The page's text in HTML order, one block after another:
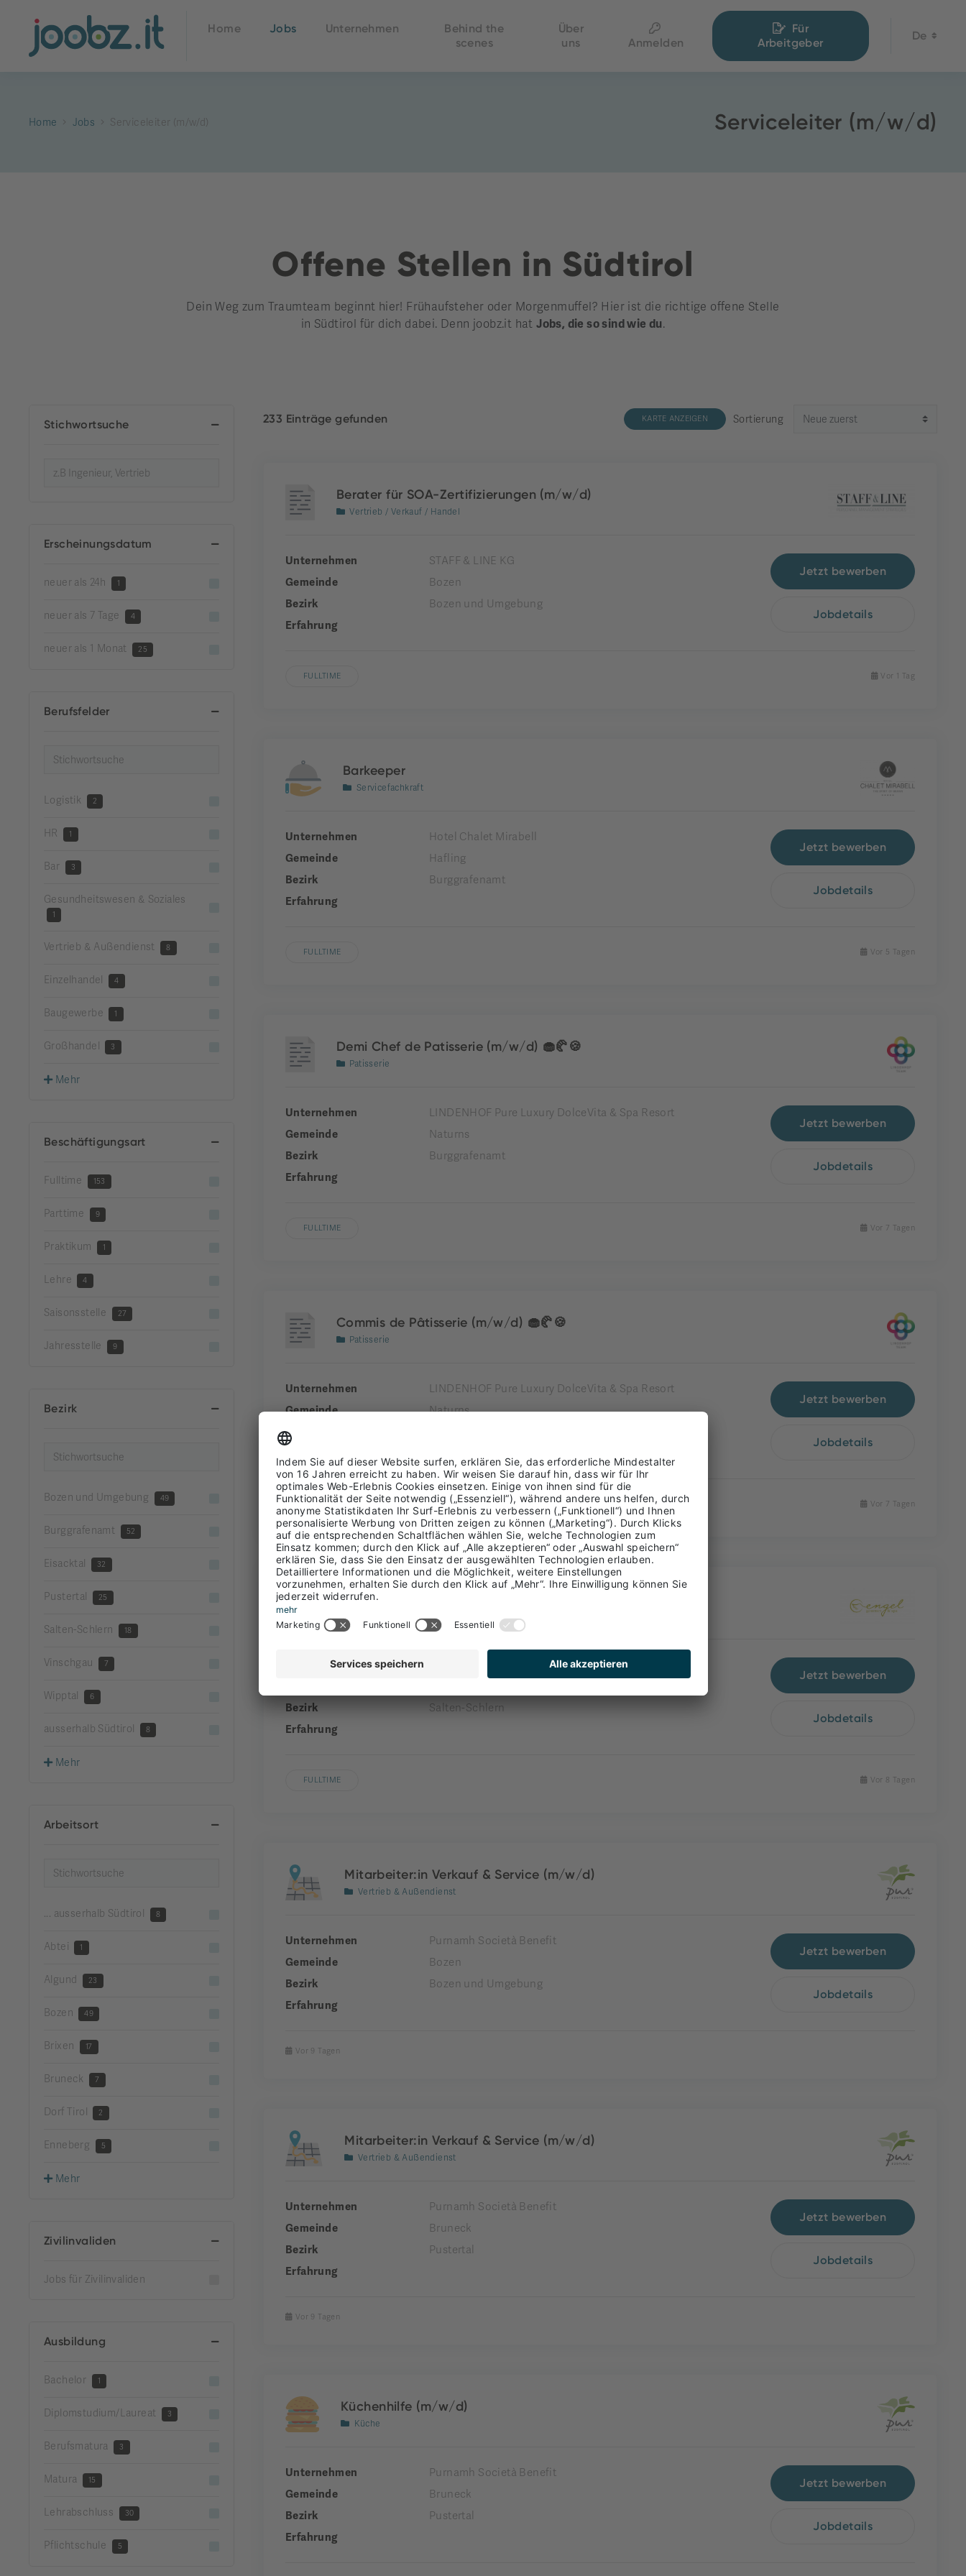
Home Jobs Unternehmen
Behind the
scenes
Über
uns
Anmelden
Für
Arbeitgeber
De
Home Jobs Serviceleiter (m/w/d) Serviceleiter (m/w/d)
Offene Stellen in Südtirol
Dein Weg zum Traumteam beginnt hier! Frühaufsteher oder Morgenmuffel? Hier ist die richtige offene Stelle
in Südtirol für dich dabei. Denn joobz.it hatJobs, die so sind wie du.
Stichwortsuche
Erscheinungsdatum
neuer als 24h 1
neuer als 7 Tage 4
neuer als 1 Monat 25
Berufsfelder
Logistik 2
HR 1
Bar 3
Gesundheitswesen & Soziales
1
Vertrieb & Außendienst 8
Einzelhandel 4
Baugewerbe 1
Großhandel 3
Mehr
Beschäftigungsart
Fulltime 153
Parttime 9
Praktikum 1
Lehre 4
Saisonsstelle 27
Jahresstelle 9
Bezirk
Bozen und Umgebung 49
Burggrafenamt 52
Eisacktal 32
Pustertal 25
Salten-Schlern 18
Vinschgau 7
Wipptal 6
ausserhalb Südtirol 8
Mehr
Arbeitsort
... ausserhalb Südtirol 8
Abtei 1
Algund 23
Bozen 49
Brixen 17
Bruneck 7
Dorf Tirol 2
Enneberg 5
Mehr
Zivilinvaliden
Jobs für Zivilinvaliden
Ausbildung
Bachelor 1
Diplomstudium/Laureat 3
Berufsmatura 3
Matura 15
Lehrabschluss 30
Pflichtschule 5
233 Einträge gefunden KARTE ANZEIGEN Sortierung
Berater für SOA-Zertifizierungen (m/w/d)
Vertrieb / Verkauf / Handel
Unternehmen
STAFF & LINE KG
Gemeinde
Bozen
Bezirk
Bozen und Umgebung
Erfahrung
Jetzt bewerben
Jobdetails
FULLTIME Vor 1 Tag
Barkeeper
Servicefachkraft
Unternehmen
Hotel Chalet Mirabell
Gemeinde
Hafling
Bezirk
Burggrafenamt
Erfahrung
Jetzt bewerben
Jobdetails
FULLTIME Vor 5 Tagen
Demi Chef de Patisserie (m/w/d) 🧁🥐🍪
Patisserie
Unternehmen
LINDENHOF Pure Luxury DolceVita & Spa Resort
Gemeinde
Naturns
Bezirk
Burggrafenamt
Erfahrung
Jetzt bewerben
Jobdetails
FULLTIME Vor 7 Tagen
Commis de Pâtisserie (m/w/d) 🧁🥐🍪
Patisserie
Unternehmen
LINDENHOF Pure Luxury DolceVita & Spa Resort
Gemeinde
Naturns
Bezirk
Jetzt bewerben
Jobdetails
FULLTIME Vor 7 Tagen
Rezeptionist*in
Unternehmen
Bezirk
Salten-Schlern
Erfahrung
Jetzt bewerben
Jobdetails
FULLTIME Vor 8 Tagen
Mitarbeiter:in Verkauf & Service (m/w/d)
Vertrieb & Außendienst
Unternehmen
Purnamh Società Benefit
Gemeinde
Bozen
Bezirk
Bozen und Umgebung
Erfahrung
Jetzt bewerben
Jobdetails
Vor 9 Tagen
Mitarbeiter:in Verkauf & Service (m/w/d)
Vertrieb & Außendienst
Unternehmen
Purnamh Società Benefit
Gemeinde
Bruneck
Bezirk
Pustertal
Erfahrung
Jetzt bewerben
Jobdetails
Vor 9 Tagen
Küchenhilfe (m/w/d)
Küche
Unternehmen
Purnamh Società Benefit
Gemeinde
Bruneck
Bezirk
Pustertal
Erfahrung
Jetzt bewerben
Jobdetails